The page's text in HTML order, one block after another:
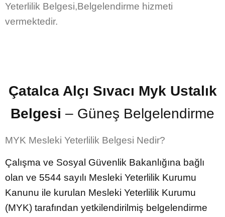
Yeterlilik Belgesi,Belgelendirme hizmeti
vermektedir.
Çatalca Alçı Sıvacı Myk Ustalık
Belgesi – Güneş Belgelendirme
MYK Mesleki Yeterlilik Belgesi Nedir?
Çalışma ve Sosyal Güvenlik Bakanlığına bağlı
olan ve 5544 sayılı Mesleki Yeterlilik Kurumu
Kanunu ile kurulan Mesleki Yeterlilik Kurumu
(MYK) tarafından yetkilendirilmiş belgelendirme